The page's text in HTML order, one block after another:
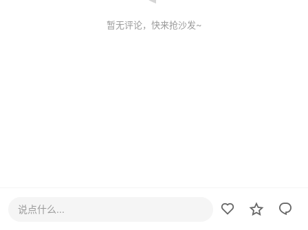
暂无评论，快来抢沙发~
说点什么...